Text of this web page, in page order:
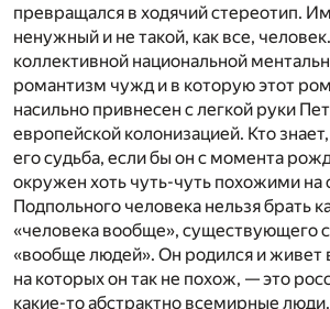
превращался в ходячий стереотип.
ненужный и не такой, как все,
коллективной национальной
романтизм чужд и в которую этот
насильно привнесен с легкой руки
европейской колонизацией. Кто
его судьба, если бы он с момента
окружен хоть чуть-чуть похожими на
Подпольного человека нельзя брать
«человека вообще», существующего
«вообще людей». Он родился и живет
на которых он так не похож, — это
какие-то абстрактно всемирные